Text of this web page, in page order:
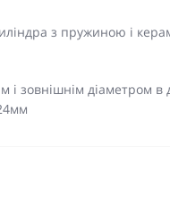
з пружиною і
і зовнішнім діаметром